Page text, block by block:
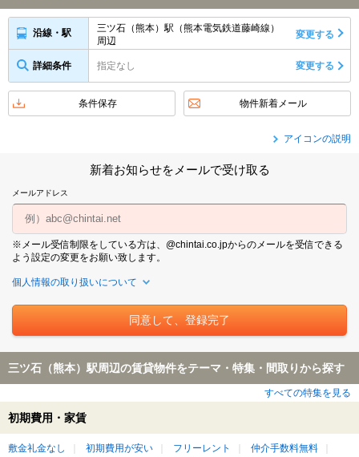
沿線・駅
三ツ石（熊本）駅（熊本電気鉄道藤崎線）
周辺
変更する
詳細条件 指定なし 変更する
条件保存 物件新着メール
アイコンの説明
新着お知らせをメールで受け取る
メールアドレス
※メール受信制限をしている方は、@chintai.co.jpからのメールを受信できる
よう設定の変更をお願い致します。
個人情報の取り扱いについて
三ツ石（熊本）駅周辺の賃貸物件をテーマ・特集・間取りから探す
すべての特集を見る
初期費用・家賃
敷金礼金なし 初期費用が安い フリーレント
仲介手数料無料